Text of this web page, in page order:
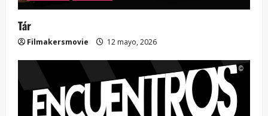
Tár
Filmakersmovie 12 mayo, 2026